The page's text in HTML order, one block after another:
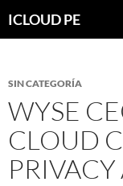
hacia
ICLOUD PE
SIN CATEGORÍA
WYSE
CLOUD